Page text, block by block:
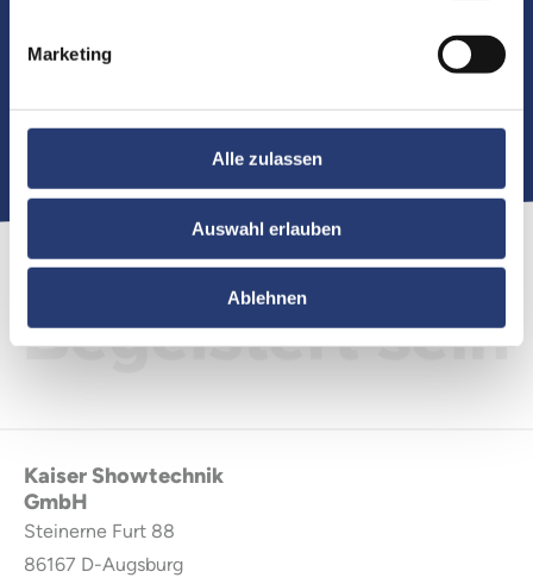
Marketing
Alle zulassen
Auswahl erlauben
Ablehnen
Kaiser Showtechnik
GmbH
Steinerne Furt 88
86167 D-Augsburg